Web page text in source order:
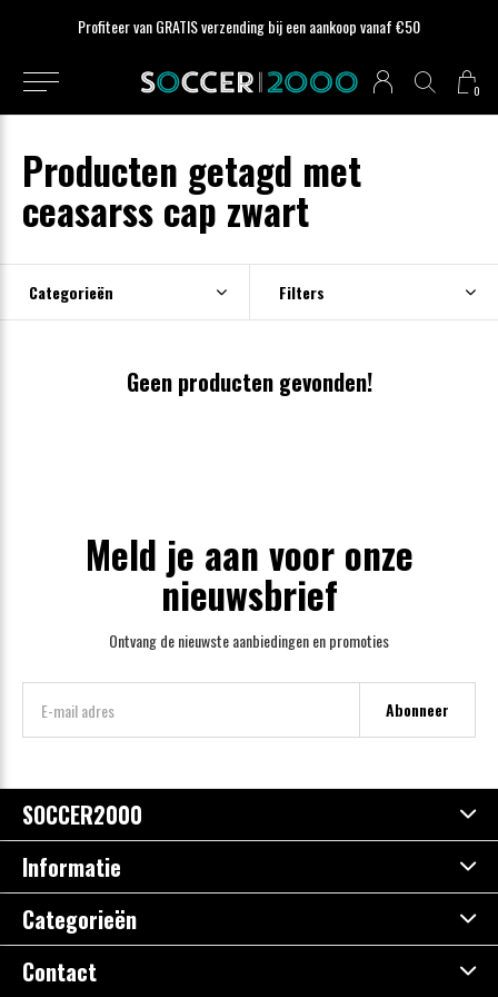
0
Profiteer van GRATIS verzending bij een aankoop vanaf €50
Producten getagd met
ceasarss cap zwart
Categorieën Filters
Geen producten gevonden!
Meld je aan voor onze
nieuwsbrief
Ontvang de nieuwste aanbiedingen en promoties
Abonneer
SOCCER2000
Informatie
Categorieën
Contact